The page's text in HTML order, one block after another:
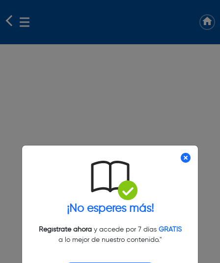
¡No esperes más!
Regístrate ahoray accede por 7 días GRATIS
a lo mejor de nuestro contenido."